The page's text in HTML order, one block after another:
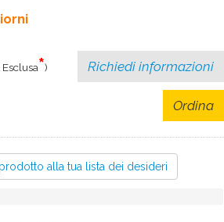
Esclusa*) Richiedi informazioni
Ordina
alla tua lista dei desideri